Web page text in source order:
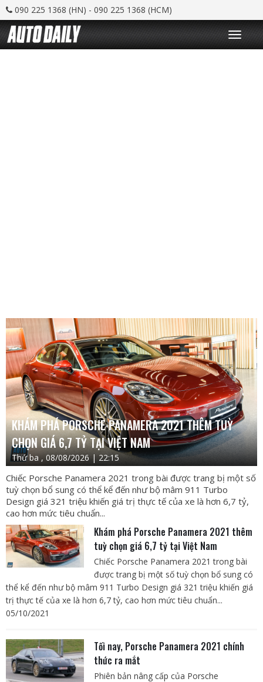
090 225 1368 (HN) - 090 225 1368 (HCM)
T
o
g
KHÁM PHÁ PORSCHE PANAMERA 2021 THÊM TUỲ
CHỌN GIÁ 6,7 TỶ TẠI VIỆT NAM
Thứ ba , 08/08/2026 | 22:15
Chiếc Porsche Panamera 2021 trong bài được trang bị một số
tuỳ chọn bổ sung có thể kể đến như bộ mâm 911 Turbo
Design giá 321 triệu khiến giá trị thực tế của xe là hơn 6,7 tỷ,
cao hơn mức tiêu chuẩn...
Khám phá Porsche Panamera 2021 thêm
tuỳ chọn giá 6,7 tỷ tại Việt Nam
Chiếc Porsche Panamera 2021 trong bài
được trang bị một số tuỳ chọn bổ sung có
thể kể đến như bộ mâm 911 Turbo Design giá 321 triệu khiến giá
trị thực tế của xe là hơn 6,7 tỷ, cao hơn mức tiêu chuẩn...
05/10/2021
Tối nay, Porsche Panamera 2021 chính
thức ra mắt
Phiên bản nâng cấp của Porsche